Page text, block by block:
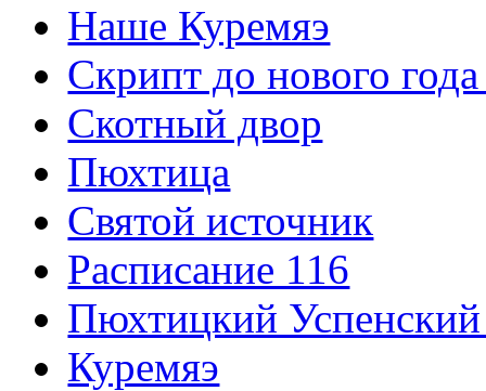
Наше Куремяэ
Скрипт до нового года
Cкотный двор
Пюхтица
Святой источник
Расписание 116
Пюхтицкий
Куремяэ